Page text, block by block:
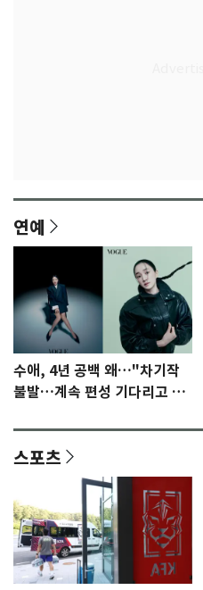
연예
수애, 4년 공백 왜…"차기작
불발…계속 편성 기다리고 있
스포츠